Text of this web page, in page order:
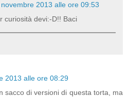
2013 alle ore 09:53
curiosità devi:-D!! Baci
2013 alle ore 08:29
sacco di versioni di questa torta, ma